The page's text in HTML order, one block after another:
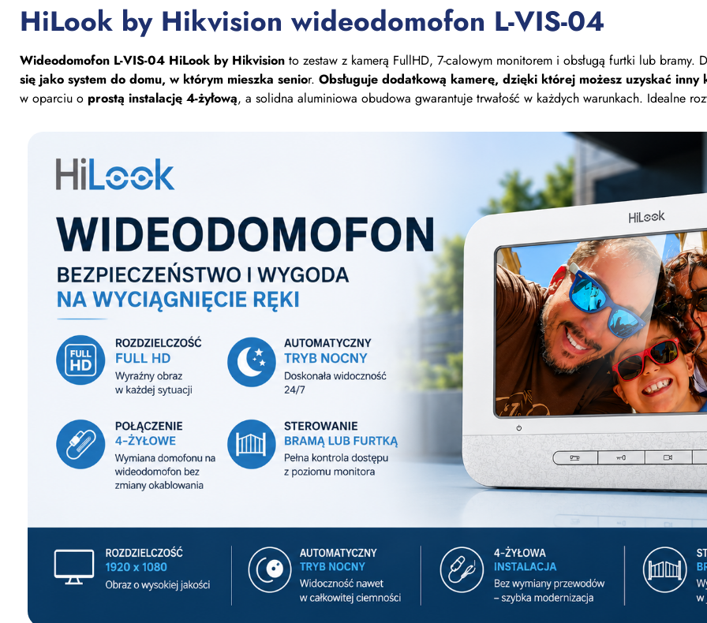
HiLook by Hikvision wideodomofon L-VIS-04
Wideodomofon L-VIS-04 HiLook by Hikvision to zestaw z kamerą FullHD, 7-calowym monitorem i obsługą furtki lub bramy.
się jako system do domu, w którym mieszka senior. Obsługuje dodatkową kamerę, dzięki której możesz uzyskać
w oparciu o prostą instalację 4-żyłową, a solidna aluminiowa obudowa gwarantuje trwałość w każdych warunkach. Idealne